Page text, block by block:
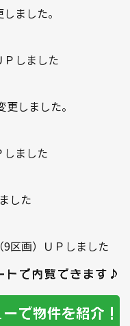
ました。
しました
しました。
ました
した
区画）ＵＰしました